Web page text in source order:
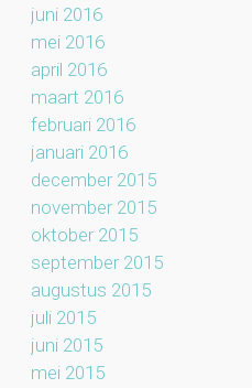
juni 2016
mei 2016
april 2016
maart 2016
februari 2016
januari 2016
december 2015
november 2015
oktober 2015
september 2015
augustus 2015
juli 2015
juni 2015
mei 2015